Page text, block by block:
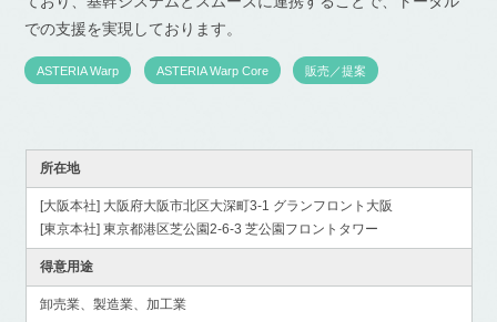
での支援を実現しております。
ASTERIA Warp ASTERIA Warp Core 販売／提案
所在地
[大阪本社] 大阪府大阪市北区大深町3-1 グランフロント大阪
[東京本社] 東京都港区芝公園2-6-3 芝公園フロントタワー
得意用途
卸売業、製造業、加工業